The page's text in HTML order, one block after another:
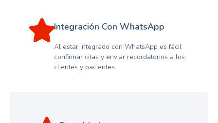
Integración Con WhatsApp
Al estar integrado con WhatsApp es fácil
confirmar citas y enviar recordatorios a los
clientes y pacientes.